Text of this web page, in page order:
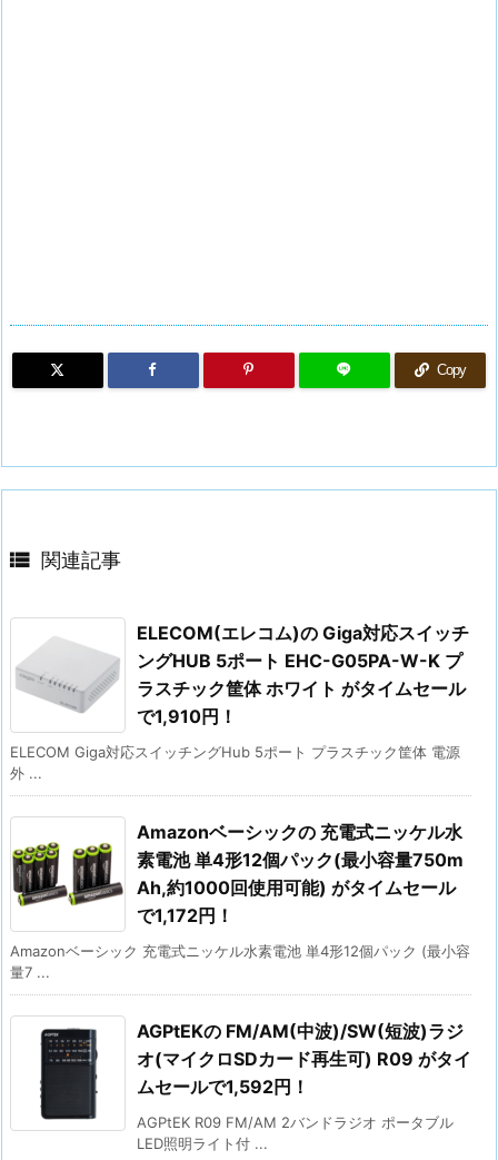
Copy
 関連記事
ELECOM(エレコム)の Giga対応スイッチ
ングHUB 5ポート EHC-G05PA-W-K プ
ラスチック筐体 ホワイト がタイムセール
で1,910円！
ELECOM Giga対応スイッチングHub 5ポート プラスチック筐体 電源
外 ...
Amazonベーシックの 充電式ニッケル水
素電池 単4形12個パック(最小容量750m
Ah,約1000回使用可能) がタイムセール
で1,172円！
Amazonベーシック 充電式ニッケル水素電池 単4形12個パック (最小容
量7 ...
AGPtEKの FM/AM(中波)/SW(短波)ラジ
オ(マイクロSDカード再生可) R09 がタイ
ムセールで1,592円！
AGPtEK R09 FM/AM 2バンドラジオ ポータブル
LED照明ライト付 ...